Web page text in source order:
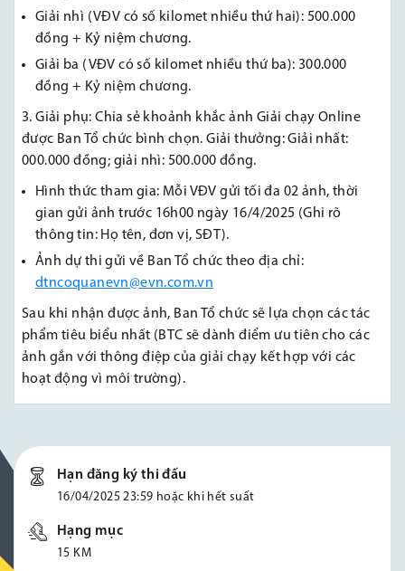
Giải nhì (VĐV có số kilomet nhiều thứ hai): 500.000
đồng + Kỷ niệm chương.
Giải ba (VĐV có số kilomet nhiều thứ ba): 300.000
đồng + Kỷ niệm chương.
3. Giải phụ: Chia sẻ khoảnh khắc ảnh Giải chạy Online
được Ban Tổ chức bình chọn. Giải thưởng: Giải nhất:
000.000 đồng; giải nhì: 500.000 đồng.
Hình thức tham gia: Mỗi VĐV gửi tối đa 02 ảnh, thời
gian gửi ảnh trước 16h00 ngày 16/4/2025 (Ghi rõ
thông tin: Họ tên, đơn vị, SĐT).
Ảnh dự thi gửi về Ban Tổ chức theo địa chỉ:
dtncoquanevn@evn.com.vn
Sau khi nhận được ảnh, Ban Tổ chức sẽ lựa chọn các tác
phẩm tiêu biểu nhất (BTC sẽ dành điểm ưu tiên cho các
ảnh gắn với thông điệp của giải chạy kết hợp với các
hoạt động vì môi trường).
Hạn đăng ký thi đấu
16/04/2025 23:59 hoặc khi hết suất
Hạng mục
15 KM